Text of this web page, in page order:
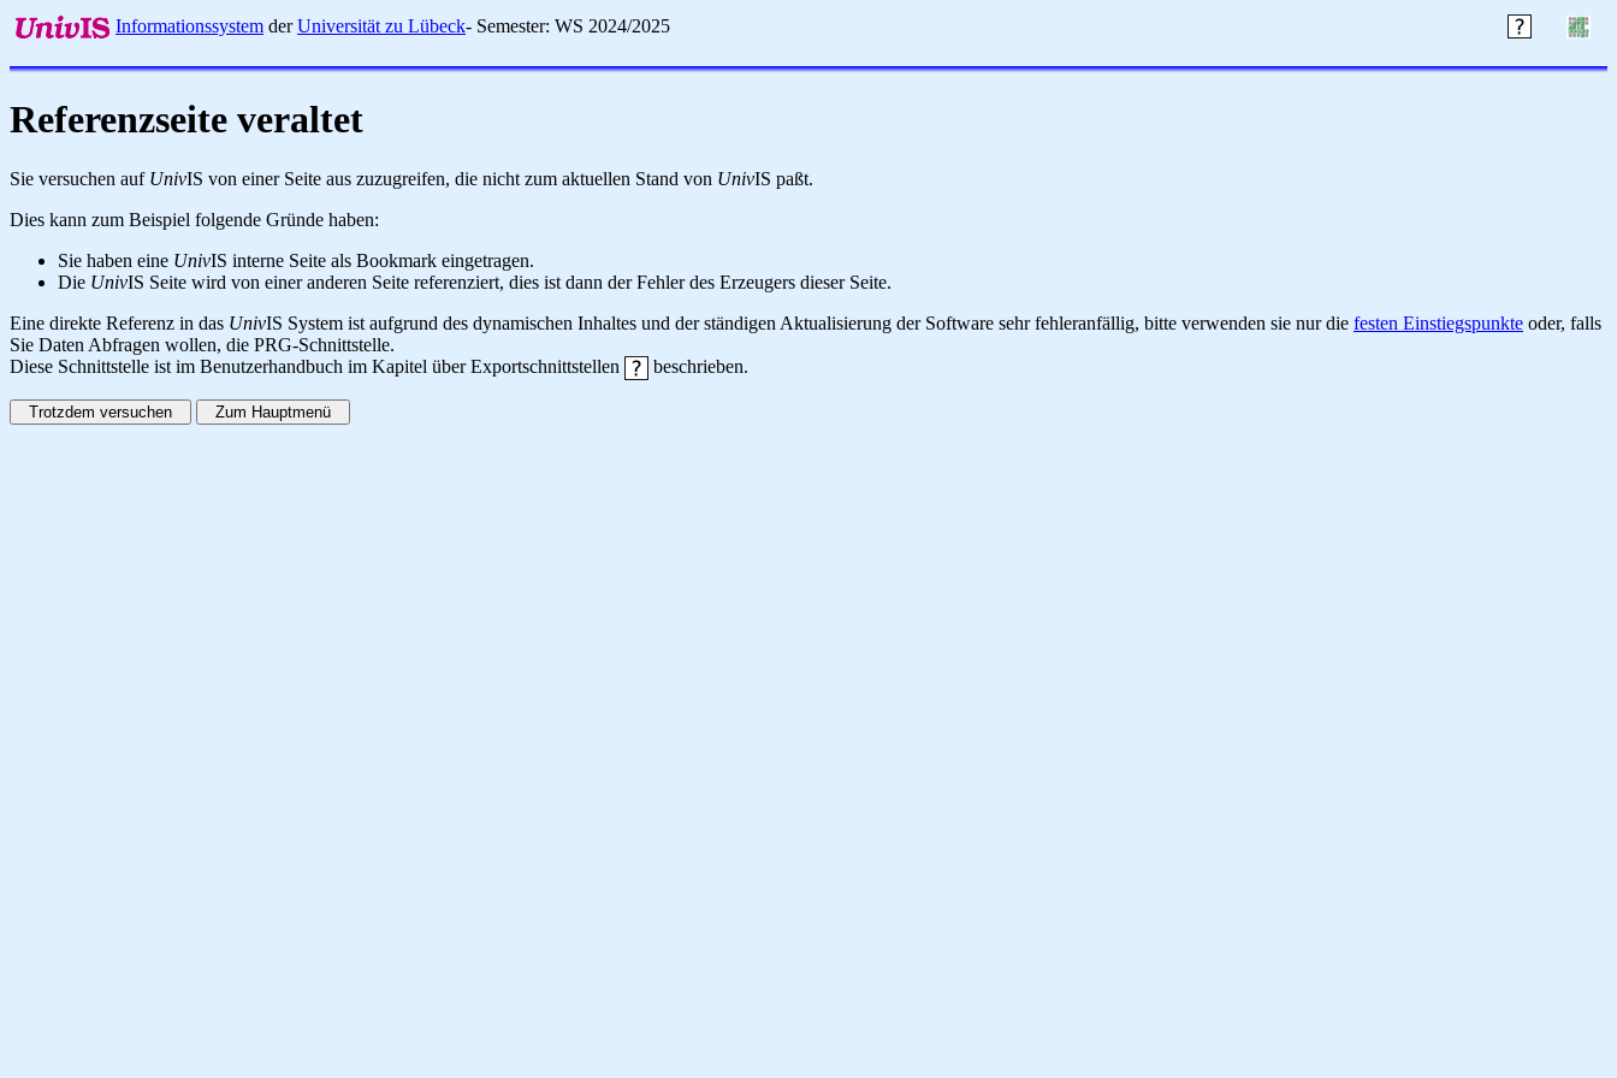
Informationssystem derUniversität zu Lübeck- Semester: WS 2024/2025
Referenzseite veraltet
Sie versuchen auf UnivIS von einer Seite aus zuzugreifen, die nicht zum aktuellen Stand von UnivIS paßt.
Dies kann zum Beispiel folgende Gründe haben:
Sie haben eine UnivIS interne Seite als Bookmark eingetragen.
Die UnivIS Seite wird von einer anderen Seite referenziert, dies ist dann der Fehler des Erzeugers dieser Seite.
Eine direkte Referenz in das UnivIS System ist aufgrund des dynamischen Inhaltes und der ständigen Aktualisierung der Software sehr fehleranfällig, bitte verwenden sie nur die festen Einstiegspunkte oder, falls
Sie Daten Abfragen wollen, die PRG-Schnittstelle.
Diese Schnittstelle ist im Benutzerhandbuch im Kapitel über Exportschnittstellen
beschrieben.